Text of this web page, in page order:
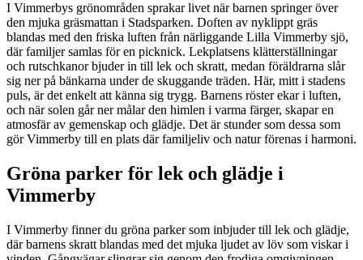
I Vimmerbys grönområden sprakar livet när barnen springer över
den mjuka gräsmattan i Stadsparken. Doften av nyklippt gräs
blandas med den friska luften från närliggande Lilla Vimmerby sjö,
där familjer samlas för en picknick. Lekplatsens klätterställningar
och rutschkanor bjuder in till lek och skratt, medan föräldrarna slår
sig ner på bänkarna under de skuggande träden. Här, mitt i stadens
puls, är det enkelt att känna sig trygg. Barnens röster ekar i luften,
och när solen går ner målar den himlen i varma färger, skapar en
atmosfär av gemenskap och glädje. Det är stunder som dessa som
gör Vimmerby till en plats där familjeliv och natur förenas i harmoni.
Gröna parker för lek och glädje i
Vimmerby
I Vimmerby finner du gröna parker som inbjuder till lek och glädje,
där barnens skratt blandas med det mjuka ljudet av löv som viskar i